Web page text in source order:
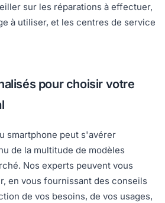
sur les réparations à effectuer,
à utiliser, et les centres de service
pour choisir votre
smartphone peut s'avérer
de la multitude de modèles
Nos experts peuvent vous
en vous fournissant des conseils
de vos besoins, de vos usages,